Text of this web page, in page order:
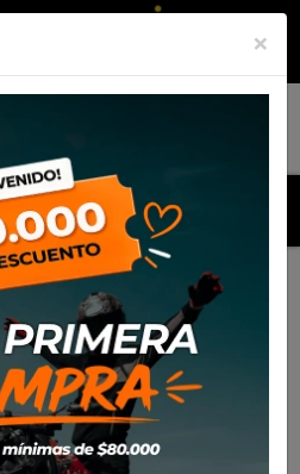
Para el piloto
Ufo Muria
×